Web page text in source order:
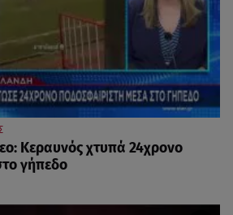
Κεραυνός χτυπά 24χρονο
γήπεδο